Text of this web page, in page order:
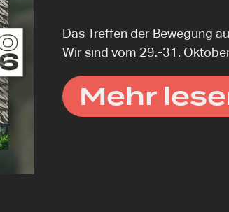
Das Treffen der Bewegung
Wir sind vom 29.-31.
Mehr